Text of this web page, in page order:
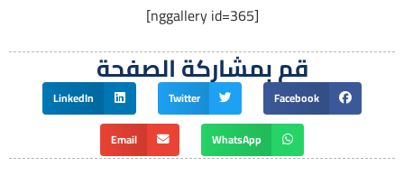
[nggallery id=365]
قم بمشاركة الصفحة
Facebook
Twitter
LinkedIn
WhatsApp
Email